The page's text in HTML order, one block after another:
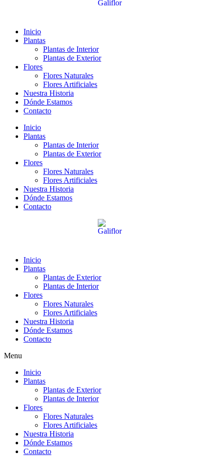
Inicio
Plantas
Plantas de Interior
Plantas de Exterior
Flores
Flores Naturales
Flores Artificiales
Nuestra Historia
Dónde Estamos
Contacto
Inicio
Plantas
Plantas de Interior
Plantas de Exterior
Flores
Flores Naturales
Flores Artificiales
Nuestra Historia
Dónde Estamos
Contacto
Inicio
Plantas
Plantas de Exterior
Plantas de Interior
Flores
Flores Naturales
Flores Artificiales
Nuestra Historia
Dónde Estamos
Contacto
Menu
Inicio
Plantas
Plantas de Exterior
Plantas de Interior
Flores
Flores Naturales
Flores Artificiales
Nuestra Historia
Dónde Estamos
Contacto